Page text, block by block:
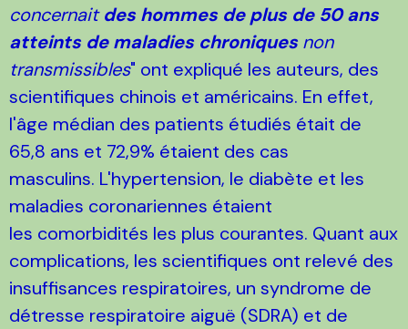
concernaitdes hommes de plus de 50 ans
atteints de maladies chroniquesnon
transmissibles" ont expliqué les auteurs, des
scientifiques chinois et américains. En effet,
l'âge médian des patients étudiés était de
65,8 ans et 72,9% étaient des cas
masculins. L'hypertension, le diabète et les
maladies coronariennes étaient
les comorbidités les plus courantes. Quant aux
complications, les scientifiques ont relevé des
insuffisances respiratoires, un syndrome de
détresse respiratoire aiguë (SDRA) et de